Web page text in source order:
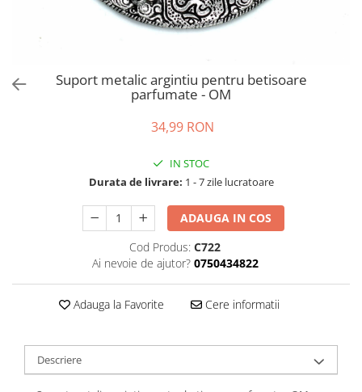
Suport metalic argintiu pentru betisoare
parfumate - OM
34,99 RON
IN STOC
Durata de livrare: 1 - 7 zile lucratoare
ADAUGA IN COS
Cod Produs: C722
Ai nevoie de ajutor? 0750434822
Adauga la Favorite Cere informatii
Descriere